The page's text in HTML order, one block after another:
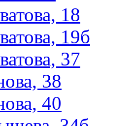
18
19б
37
38
40